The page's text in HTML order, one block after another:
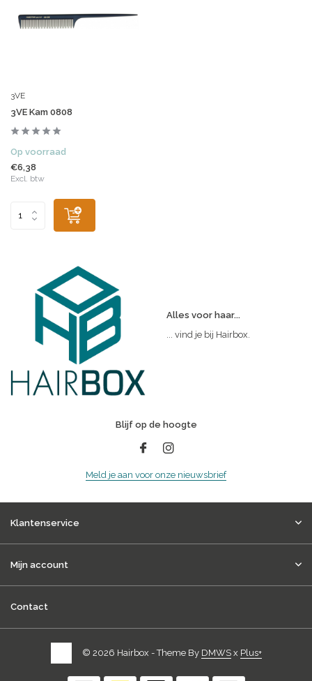
3VE
3VE Kam 0808
Op voorraad
€6,38
Excl. btw
Alles voor haar...
... vind je bij Hairbox.
Blijf op de hoogte
Meld je aan voor onze nieuwsbrief
Klantenservice
Mijn account
Contact
© 2026 Hairbox - Theme By DMWSx Plus+